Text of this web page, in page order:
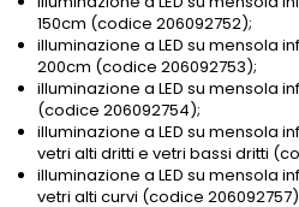
150cm (codice 206092752);
illuminazione a LED su mensola
200cm (codice 206092753);
illuminazione a LED su mensola
(codice 206092754);
illuminazione a LED su mensola
vetri alti dritti e vetri bassi dritti
illuminazione a LED su mensola
vetri alti curvi (codice